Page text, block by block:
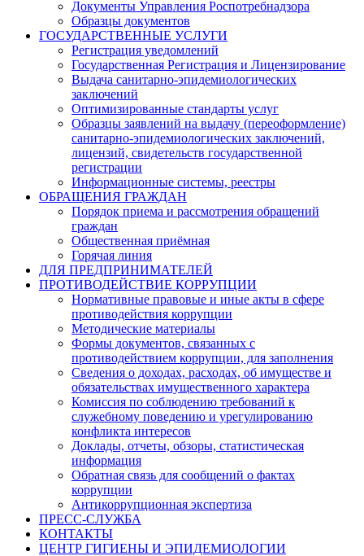
Документы Управления Роспотребнадзора
Образцы документов
ГОСУДАРСТВЕННЫЕ УСЛУГИ
Регистрация уведомлений
Государственная Регистрация и Лицензирование
Выдача санитарно-эпидемиологических
заключений
Оптимизированные стандарты услуг
Образцы заявлений на выдачу (переоформление)
санитарно-эпидемиологических заключений,
лицензий, свидетельств государственной
регистрации
Информационные системы, реестры
ОБРАЩЕНИЯ ГРАЖДАН
Порядок приема и рассмотрения обращений
граждан
Общественная приёмная
Горячая линия
ДЛЯ ПРЕДПРИНИМАТЕЛЕЙ
ПРОТИВОДЕЙСТВИЕ КОРРУПЦИИ
Нормативные правовые и иные акты в сфере
противодействия коррупции
Методические материалы
Формы документов, связанных с
противодействием коррупции, для заполнения
Сведения о доходах, расходах, об имуществе и
обязательствах имущественного характера
Комиссия по соблюдению требований к
служебному поведению и урегулированию
конфликта интересов
Доклады, отчеты, обзоры, статистическая
информация
Обратная связь для сообщений о фактах
коррупции
Антикоррупционная экспертиза
ПРЕСС-СЛУЖБА
КОНТАКТЫ
ЦЕНТР ГИГИЕНЫ И ЭПИДЕМИОЛОГИИ